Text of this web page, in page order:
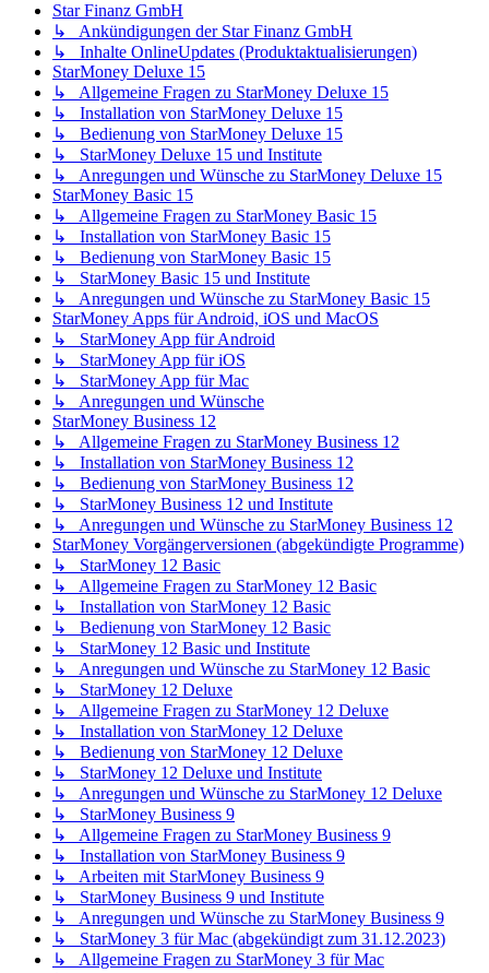
Star Finanz GmbH
↳ Ankündigungen der Star Finanz GmbH
↳ Inhalte OnlineUpdates (Produktaktualisierungen)
StarMoney Deluxe 15
↳ Allgemeine Fragen zu StarMoney Deluxe 15
↳ Installation von StarMoney Deluxe 15
↳ Bedienung von StarMoney Deluxe 15
↳ StarMoney Deluxe 15 und Institute
↳ Anregungen und Wünsche zu StarMoney Deluxe 15
StarMoney Basic 15
↳ Allgemeine Fragen zu StarMoney Basic 15
↳ Installation von StarMoney Basic 15
↳ Bedienung von StarMoney Basic 15
↳ StarMoney Basic 15 und Institute
↳ Anregungen und Wünsche zu StarMoney Basic 15
StarMoney Apps für Android, iOS und MacOS
↳ StarMoney App für Android
↳ StarMoney App für iOS
↳ StarMoney App für Mac
↳ Anregungen und Wünsche
StarMoney Business 12
↳ Allgemeine Fragen zu StarMoney Business 12
↳ Installation von StarMoney Business 12
↳ Bedienung von StarMoney Business 12
↳ StarMoney Business 12 und Institute
↳ Anregungen und Wünsche zu StarMoney Business 12
StarMoney Vorgängerversionen (abgekündigte Programme)
↳ StarMoney 12 Basic
↳ Allgemeine Fragen zu StarMoney 12 Basic
↳ Installation von StarMoney 12 Basic
↳ Bedienung von StarMoney 12 Basic
↳ StarMoney 12 Basic und Institute
↳ Anregungen und Wünsche zu StarMoney 12 Basic
↳ StarMoney 12 Deluxe
↳ Allgemeine Fragen zu StarMoney 12 Deluxe
↳ Installation von StarMoney 12 Deluxe
↳ Bedienung von StarMoney 12 Deluxe
↳ StarMoney 12 Deluxe und Institute
↳ Anregungen und Wünsche zu StarMoney 12 Deluxe
↳ StarMoney Business 9
↳ Allgemeine Fragen zu StarMoney Business 9
↳ Installation von StarMoney Business 9
↳ Arbeiten mit StarMoney Business 9
↳ StarMoney Business 9 und Institute
↳ Anregungen und Wünsche zu StarMoney Business 9
↳ StarMoney 3 für Mac (abgekündigt zum 31.12.2023)
↳ Allgemeine Fragen zu StarMoney 3 für Mac